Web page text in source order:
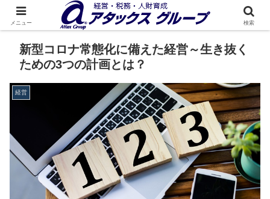
新型コロナ常態化に備えた経営～生き抜く
ための3つの計画とは？
経営
メニュー 検索